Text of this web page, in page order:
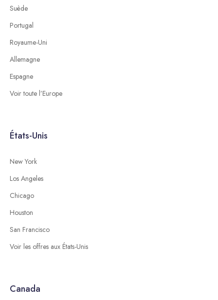
Suède
Portugal
Royaume-Uni
Allemagne
Espagne
Voir toute l’Europe
États-Unis
New York
Los Angeles
Chicago
Houston
San Francisco
Voir les offres aux États-Unis
Canada